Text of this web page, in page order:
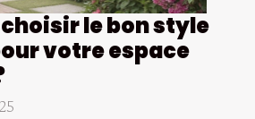
le bon style
votre espace